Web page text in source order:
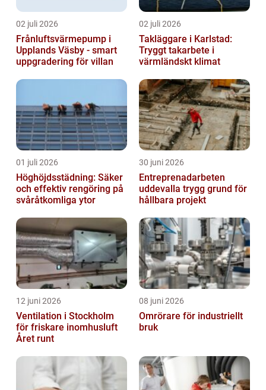
02 juli 2026
Frånluftsvärmepump i
Upplands Väsby - smart
uppgradering för villan
02 juli 2026
Takläggare i Karlstad:
Tryggt takarbete i
värmländskt klimat
01 juli 2026
Höghöjdsstädning: Säker
och effektiv rengöring på
svåråtkomliga ytor
30 juni 2026
Entreprenadarbeten
uddevalla trygg grund för
hållbara projekt
12 juni 2026
Ventilation i Stockholm
för friskare inomhusluft
Året runt
08 juni 2026
Omrörare för industriellt
bruk